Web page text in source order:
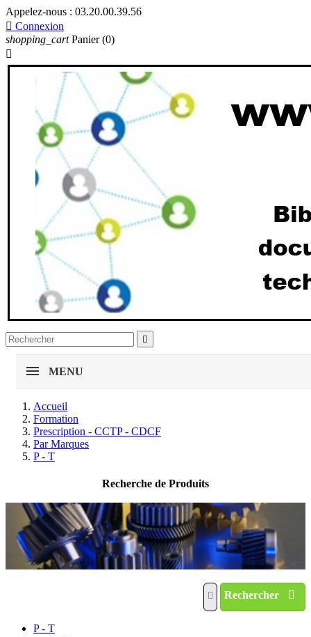
Appelez-nous : 03.20.00.39.56
 Connexion
shopping_cart Panier (0)


MENU
Accueil
Formation
Prescription - CCTP - CDCF
Par Marques
P - T
Recherche de Produits
Rechercher
P - T